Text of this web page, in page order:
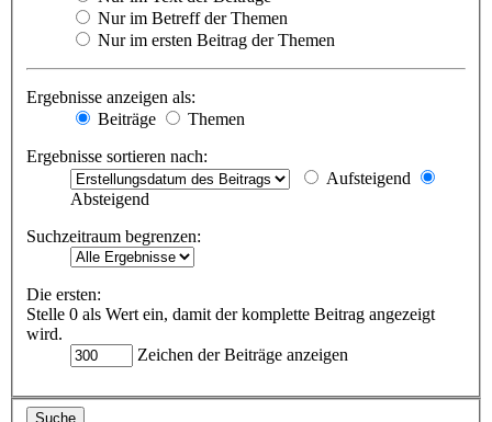
Nur im Betreff der Themen
Nur im ersten Beitrag der Themen
Ergebnisse anzeigen als:
Beiträge
Themen
Ergebnisse sortieren nach:
Aufsteigend
Absteigend
Suchzeitraum begrenzen:
Die ersten:
Stelle 0 als Wert ein, damit der komplette Beitrag angezeigt
wird.
Zeichen der Beiträge anzeigen